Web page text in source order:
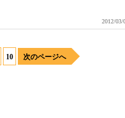
2012/03/
10 次のページへ